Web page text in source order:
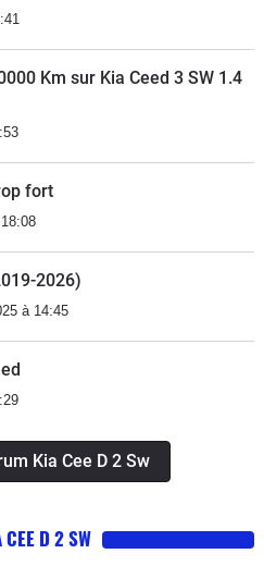
Km sur Kia Ceed 3 SW 1.4
fort
2026)
à 14:45
Kia Cee D 2 Sw
D 2 SW